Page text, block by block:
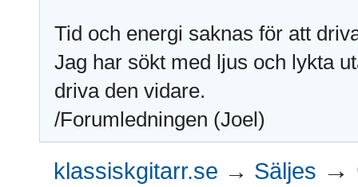
Tid och energi saknas för att
Jag har sökt med ljus och lykta
driva den vidare.
/Forumledningen (Joel)
klassiskgitarr.se → Säljes →